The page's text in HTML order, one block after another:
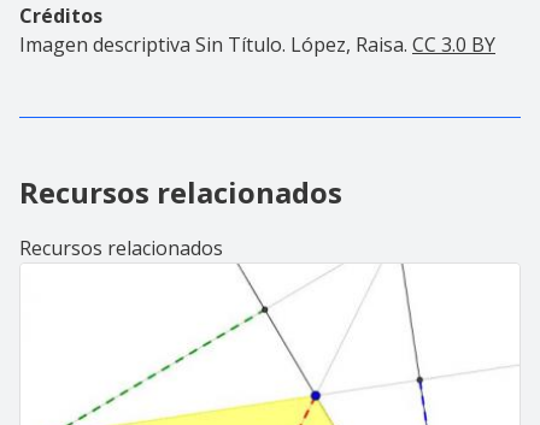
Créditos
Imagen descriptiva Sin Título. López, Raisa. CC 3.0 BY
Recursos relacionados
Recursos relacionados